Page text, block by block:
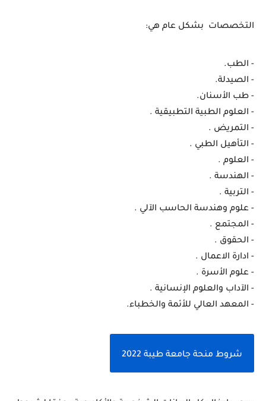
التخصصات  بشكل عام هي:
- الطب.
- الصيدلة.
- طب الأسنان.
- العلوم الطبية التطبيقية .
- التمريض .
- التأهيل الطبي .
- العلوم .
- الهندسة .
- التربية .
- علوم وهندسة الحاسب الآلي .
- المجتمع .
- الحقوق .
- ادارة الاعمال .
- علوم الأسرة .
- الآداب والعلوم الإنسانية .
- المعهد العالي للأئمة والخطباء.
شروط منحة جامعة طيبة 2022